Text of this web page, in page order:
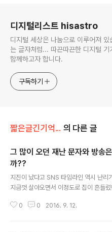
디지털리스트 hisastro
디지털 세상은 나눔으로 이루어져
는 글자처럼... 따끈따끈한 디지털 기
함께하고자 합니다.
구독하기
짧은글긴기억... 의 다른 글
그 많이 오던 재난 문자와 방송
까??
지진이 났다고 SNS 타임라인 역시 난리
지금껏 살아오면서 이정도로 집이 흔들
SNS를 통해 확인한 지진 이야기를 전합
0 0 2016. 9. 12.